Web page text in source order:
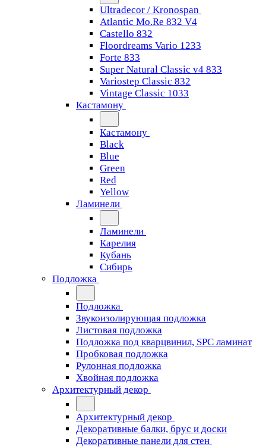
Ultradecor / Kronospan
Atlantic Mo.Re 832 V4
Castello 832
Floordreams Vario 1233
Forte 833
Super Natural Classic v4 833
Variostep Classic 832
Vintage Classic 1033
Кастамону
Кастамону
Black
Blue
Green
Red
Yellow
Ламинели
Ламинели
Карелия
Кубань
Сибирь
Подложка
Подложка
Звукоизолирующая подложка
Листовая подложка
Подложка под кварцвинил, SPC ламинат
Пробковая подложка
Рулонная подложка
Хвойная подложка
Архитектурный декор
Архитектурный декор
Декоративные балки, брус и доски
Декоративные панели для стен